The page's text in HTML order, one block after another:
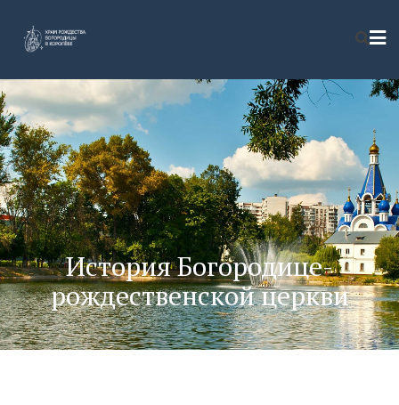
История Богородице­
рождественской церкви